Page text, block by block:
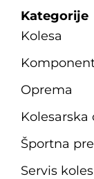
Kategorije
Kolesa
Oprema
Kolesarska
Športna
Servis koles